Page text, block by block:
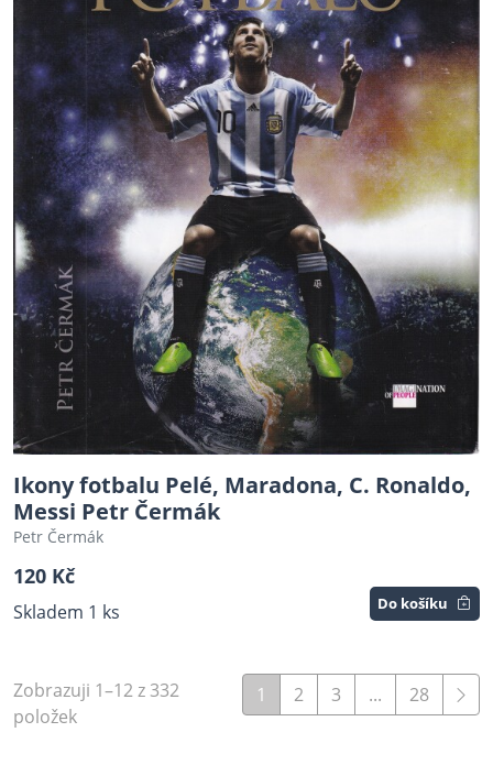
Ikony fotbalu Pelé, Maradona, C. Ronaldo,
Messi Petr Čermák
Petr Čermák
120 Kč
Skladem 1 ks Do košíku
Zobrazuji 1–12 z 332
položek
1 2 3 ... 28